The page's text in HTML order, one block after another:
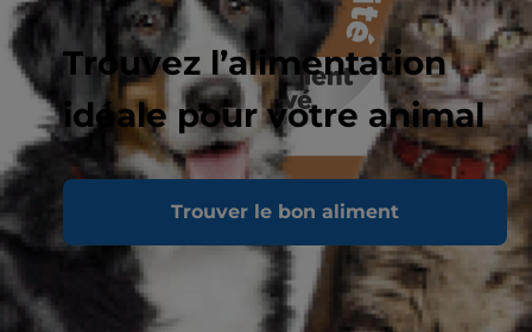
Trouvez l’alimentation
idéale pour votre animal
Trouver le bon aliment